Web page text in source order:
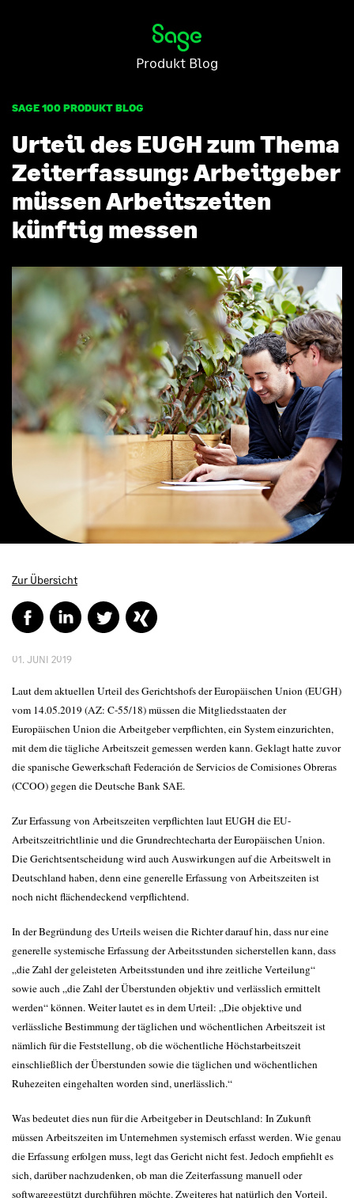
Produkt Blog
SAGE 100 PRODUKT BLOG
Urteil des EUGH zum Thema
Zeiterfassung: Arbeitgeber
müssen Arbeitszeiten
künftig messen
Zur Übersicht
01. JUNI 2019
Laut dem aktuellen Urteil des Gerichtshofs der Europäischen Union (EUGH)
vom 14.05.2019 (AZ: C-55/18) müssen die Mitgliedsstaaten der
Europäischen Union die Arbeitgeber verpflichten, ein System einzurichten,
mit dem die tägliche Arbeitszeit gemessen werden kann. Geklagt hatte zuvor
die spanische Gewerkschaft Federación de Servicios de Comisiones Obreras
(CCOO) gegen die Deutsche Bank SAE.
Zur Erfassung von Arbeitszeiten verpflichten laut EUGH die EU-
Arbeitszeitrichtlinie und die Grundrechtecharta der Europäischen Union.
Die Gerichtsentscheidung wird auch Auswirkungen auf die Arbeitswelt in
Deutschland haben, denn eine generelle Erfassung von Arbeitszeiten ist
noch nicht flächendeckend verpflichtend.
In der Begründung des Urteils weisen die Richter darauf hin, dass nur eine
generelle systemische Erfassung der Arbeitsstunden sicherstellen kann, dass
„die Zahl der geleisteten Arbeitsstunden und ihre zeitliche Verteilung“
sowie auch „die Zahl der Überstunden objektiv und verlässlich ermittelt
werden“ können. Weiter lautet es in dem Urteil: „Die objektive und
verlässliche Bestimmung der täglichen und wöchentlichen Arbeitszeit ist
nämlich für die Feststellung, ob die wöchentliche Höchstarbeitszeit
einschließlich der Überstunden sowie die täglichen und wöchentlichen
Ruhezeiten eingehalten worden sind, unerlässlich.“
Was bedeutet dies nun für die Arbeitgeber in Deutschland: In Zukunft
müssen Arbeitszeiten im Unternehmen systemisch erfasst werden. Wie genau
die Erfassung erfolgen muss, legt das Gericht nicht fest. Jedoch empfiehlt es
sich, darüber nachzudenken, ob man die Zeiterfassung manuell oder
softwaregestützt durchführen möchte. Zweiteres hat natürlich den Vorteil,